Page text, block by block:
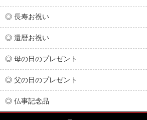
◎ 長寿お祝い
◎ 還暦お祝い
◎ 母の日のプレゼント
◎ 父の日のプレゼント
◎ 仏事記念品